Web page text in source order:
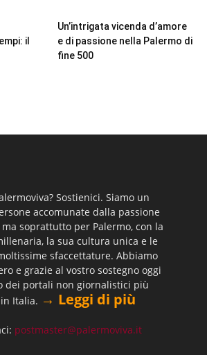
il
Un’intrigata vicenda d’amore
e di passione nella Palermo di
fine 500
Sostienici. Siamo un
accomunate dalla passione
soprattutto per Palermo, con la
la sua cultura unica e le
sfaccettature. Abbiamo
e grazie al vostro sostegno oggi
dei portali non giornalistici più
Italia. → Leggi di più
postmaster@palermoviva.it